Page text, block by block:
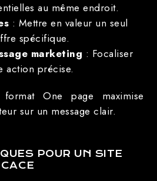
au même endroit.
: Mettre en valeur un seul
spécifique.
marketing : Focaliser
action précise.
One page maximise
sur un message clair.
POUR UN SITE